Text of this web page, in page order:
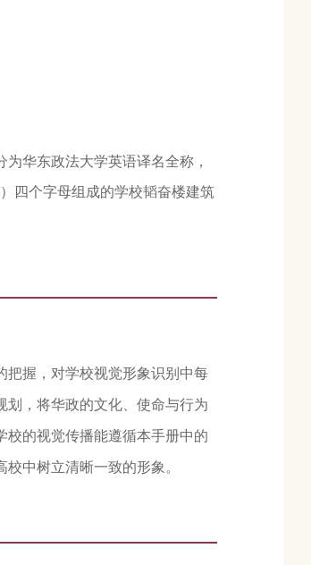
华东政法大学英语译名全称，
四个字母组成的学校韬奋楼建筑
把握，对学校视觉形象识别中每
划，将华政的文化、使命与行为
校的视觉传播能遵循本手册中的
中树立清晰一致的形象。